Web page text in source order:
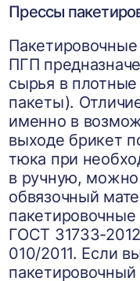
Прессы
ПГП
сырья в
пакеты).
именно в
выходе брикет
тюка при
в ручную, можно
обвязочный
ГОСТ 31733-
010/2011. Если